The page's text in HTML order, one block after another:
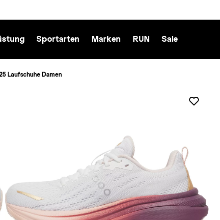
Sportarten Marken RUN Sale
Laufschuhe Damen